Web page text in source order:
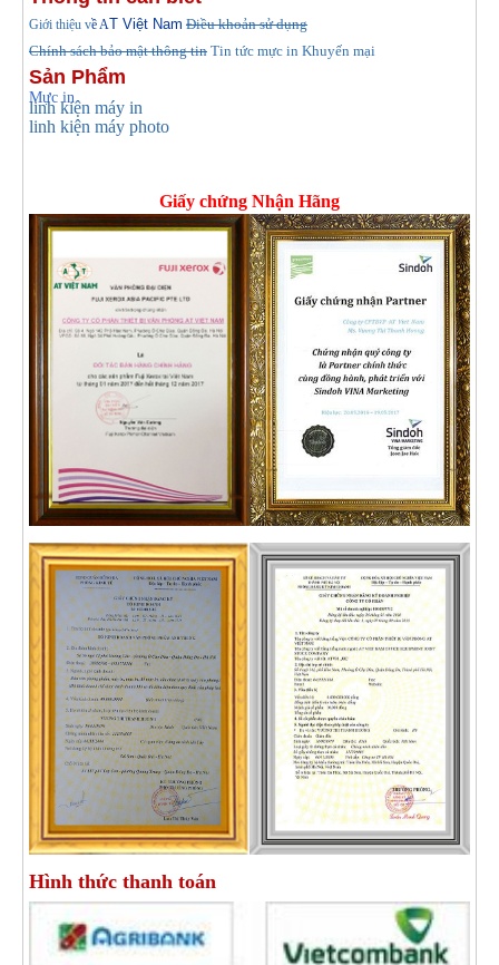
Giới thiệu về AT Việt Nam Điều khoản sử dụng
Chính sách bảo mật thông tin Tin tức mực in Khuyến mại
Sản Phẩm
Mực in
linh kiện máy in
linh kiện máy photo
Giấy chứng Nhận Hãng
Hình thức thanh toán